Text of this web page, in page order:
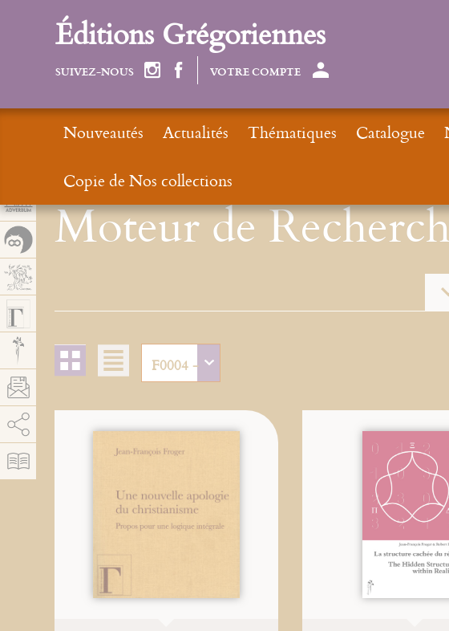
Moteur de
Éditions Grégoriennes
SUIVEZ-NOUS VOTRE COMPTE
Nouveautés Actualités Thématiques Catalogue
Copie de Nos collections
Panel de gestión de cookies